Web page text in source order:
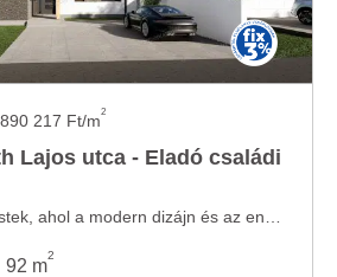
890 217 Ft/m2
Lajos utca - Eladó családi
92 m
2